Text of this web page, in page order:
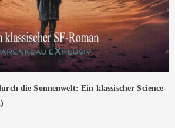
die Sonnenwelt: Ein klassischer Science-